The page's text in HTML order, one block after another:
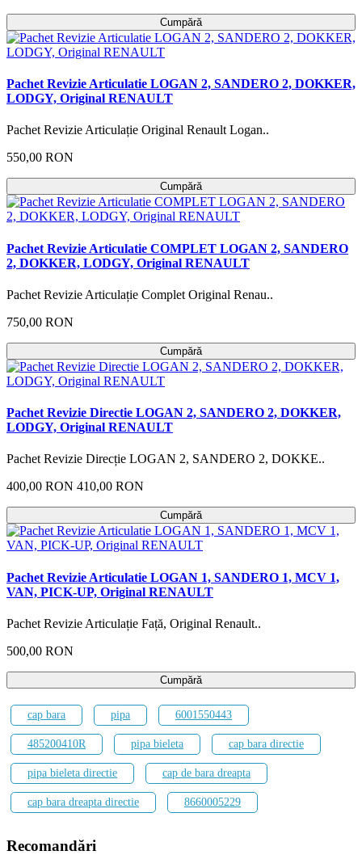
Cumpără
Pachet Revizie Articulatie LOGAN 2, SANDERO 2, DOKKER,
LODGY, Original RENAULT
Pachet Revizie Articulație Original Renault Logan..
550,00 RON
Cumpără
Pachet Revizie Articulatie COMPLET LOGAN 2, SANDERO
2, DOKKER, LODGY, Original RENAULT
Pachet Revizie Articulație Complet Original Renau..
750,00 RON
Cumpără
Pachet Revizie Directie LOGAN 2, SANDERO 2, DOKKER,
LODGY, Original RENAULT
Pachet Revizie Direcție LOGAN 2, SANDERO 2, DOKKE..
400,00 RON 410,00 RON
Cumpără
Pachet Revizie Articulatie LOGAN 1, SANDERO 1, MCV 1,
VAN, PICK-UP, Original RENAULT
Pachet Revizie Articulație Față, Original Renault..
500,00 RON
Cumpără
cap bara pipa 6001550443
485200410R pipa bieleta cap bara directie
pipa bieleta directie cap de bara dreapta
cap bara dreapta directie 8660005229
Recomandări